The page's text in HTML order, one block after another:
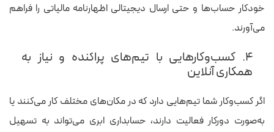
خودکار حساب‌ها و حتی ارسال دیجیتالی اظهارنامه مالیاتی را فراهم
می‌آورند.
۴. کسب‌وکارهایی با تیم‌های پراکنده و نیاز به
همکاری آنلاین
اگر کسب‌وکار شما تیم‌هایی دارد که در مکان‌های مختلف کار می‌کنند یا
به‌صورت دورکار فعالیت دارند، حسابداری ابری می‌تواند به تسهیل